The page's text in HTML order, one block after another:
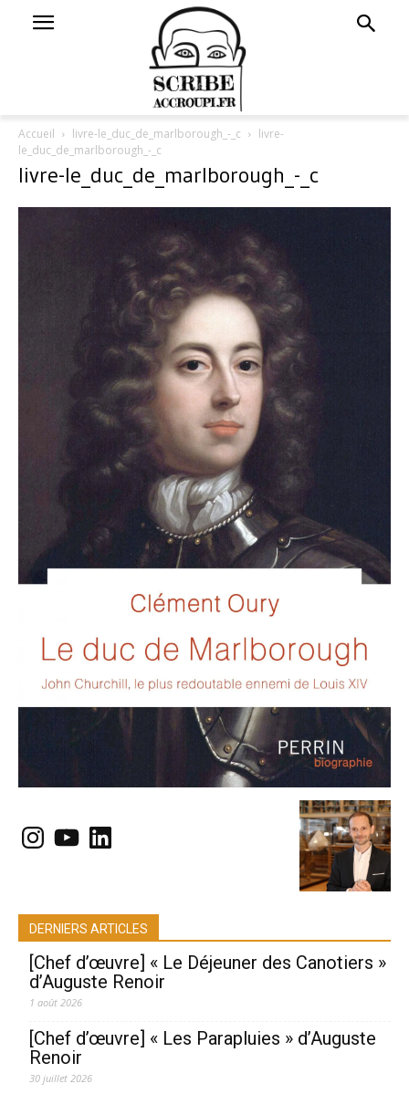
Accueil livre-le_duc_de_marlborough_-_c
livre-
le_duc_de_marlborough_-_c
livre-le_duc_de_marlborough_-_c
Instagram
YouTubeLinkedIn
DERNIERS ARTICLES
[Chef d’œuvre] « Le Déjeuner des Canotiers »
d’Auguste Renoir
1 août 2026
[Chef d’œuvre] « Les Parapluies » d’Auguste
Renoir
30 juillet 2026